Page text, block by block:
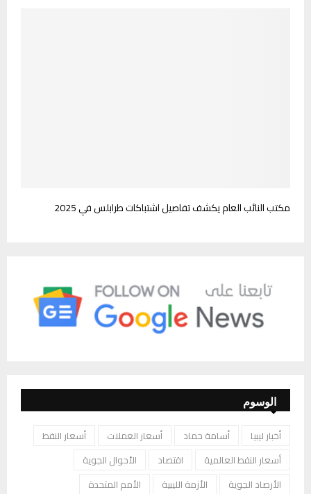
مكتب النائب العام يكشف تفاصيل اشتباكات طرابلس في 2025
الوسوم
أخبار ليبيا أسامة حماد أسعار العملات
أسعار النفط
أسعار النفط العالمية
اقتصاد
الأحوال الجوية
الأرصاد الجوية
الأزمة الليبية
الأمم المتحدة